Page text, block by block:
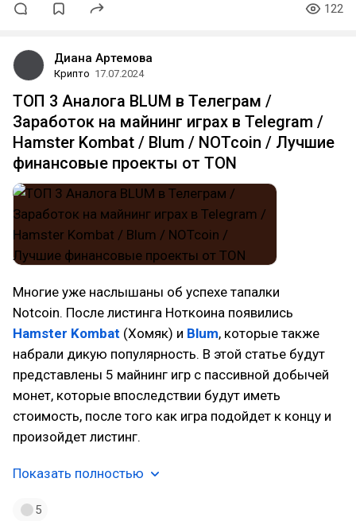
122
Диана Артемова
Крипто 17.07.2024
ТОП 3 Аналога BLUM в Телеграм /
Заработок на майнинг играх в Telegram /
Hamster Kombat / Blum / NOTcoin / Лучшие
финансовые проекты от TON
Многие уже наслышаны об успехе тапалки
Notcoin. После листинга Ноткоина появились
Hamster Kombat (Хомяк) и Blum, которые также
набрали дикую популярность. В этой статье будут
представлены 5 майнинг игр с пассивной добычей
монет, которые впоследствии будут иметь
стоимость, после того как игра подойдет к концу и
произойдет листинг.
Показать полностью
5